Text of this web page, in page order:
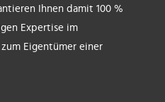
Ihnen damit 100 %
Expertise im
Eigentümer einer